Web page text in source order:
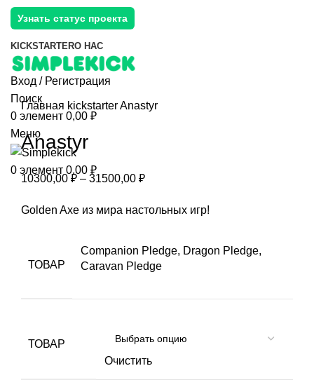
Узнать статус проекта
KICKSTARTERО НАС
Вход / Регистрация
Поиск
0 элемент 0,00 ₽
Меню
0 элемент 0,00 ₽
Главная kickstarterAnastyr
Anastyr
10300,00 ₽ – 31500,00 ₽
Golden Axe из мира настольных игр!
ТОВАР
Companion Pledge, Dragon Pledge,
Caravan Pledge
ТОВАР
Очистить